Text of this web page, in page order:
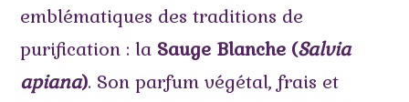
emblématiques des traditions de
purification : la Sauge Blanche (Salvia
apiana). Son parfum végétal, frais et